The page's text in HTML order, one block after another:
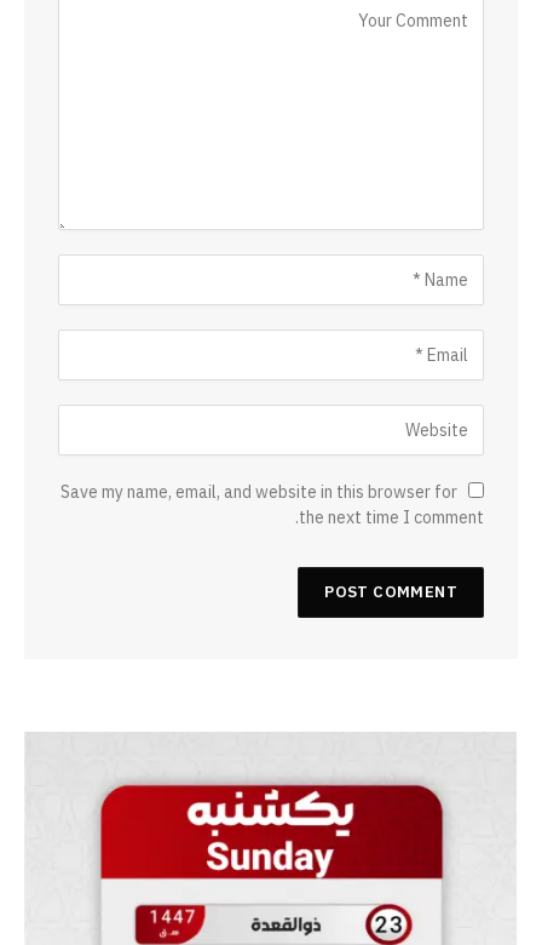
Save my name, email, and website in this browser for
the next time I comment.